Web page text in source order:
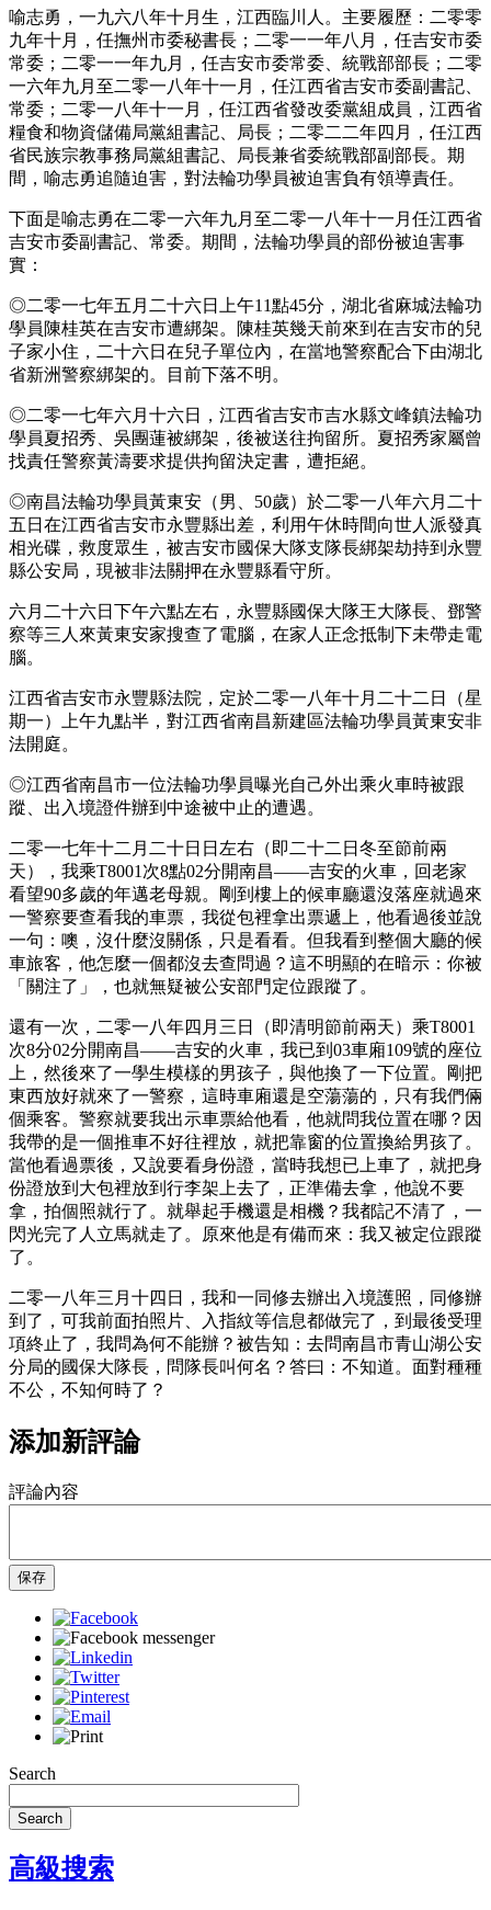
喻志勇，一九六八年十月生，江西臨川人。主要履歷：二零零
九年十月，任撫州市委秘書長；二零一一年八月，任吉安市委
常委；二零一一年九月，任吉安市委常委、統戰部部長；二零
一六年九月至二零一八年十一月，任江西省吉安市委副書記、
常委；二零一八年十一月，任江西省發改委黨組成員，江西省
糧食和物資儲備局黨組書記、局長；二零二二年四月，任江西
省民族宗教事務局黨組書記、局長兼省委統戰部副部長。期
間，喻志勇追隨迫害，對法輪功學員被迫害負有領導責任。
下面是喻志勇在二零一六年九月至二零一八年十一月任江西省
吉安市委副書記、常委。期間，法輪功學員的部份被迫害事
實：
◎二零一七年五月二十六日上午11點45分，湖北省麻城法輪功
學員陳桂英在吉安市遭綁架。陳桂英幾天前來到在吉安市的兒
子家小住，二十六日在兒子單位內，在當地警察配合下由湖北
省新洲警察綁架的。目前下落不明。
◎二零一七年六月十六日，江西省吉安市吉水縣文峰鎮法輪功
學員夏招秀、吳團蓮被綁架，後被送往拘留所。夏招秀家屬曾
找責任警察黃濤要求提供拘留決定書，遭拒絕。
◎南昌法輪功學員黃東安（男、50歲）於二零一八年六月二十
五日在江西省吉安市永豐縣出差，利用午休時間向世人派發真
相光碟，救度眾生，被吉安市國保大隊支隊長綁架劫持到永豐
縣公安局，現被非法關押在永豐縣看守所。
六月二十六日下午六點左右，永豐縣國保大隊王大隊長、鄧警
察等三人來黃東安家搜查了電腦，在家人正念抵制下未帶走電
腦。
江西省吉安市永豐縣法院，定於二零一八年十月二十二日（星
期一）上午九點半，對江西省南昌新建區法輪功學員黃東安非
法開庭。
◎江西省南昌市一位法輪功學員曝光自己外出乘火車時被跟
蹤、出入境證件辦到中途被中止的遭遇。
二零一七年十二月二十日日左右（即二十二日冬至節前兩
天），我乘T8001次8點02分開南昌——吉安的火車，回老家
看望90多歲的年邁老母親。剛到樓上的候車廳還沒落座就過來
一警察要查看我的車票，我從包裡拿出票遞上，他看過後並說
一句：噢，沒什麼沒關係，只是看看。但我看到整個大廳的候
車旅客，他怎麼一個都沒去查問過？這不明顯的在暗示：你被
「關注了」，也就無疑被公安部門定位跟蹤了。
還有一次，二零一八年四月三日（即清明節前兩天）乘T8001
次8分02分開南昌——吉安的火車，我已到03車廂109號的座位
上，然後來了一學生模樣的男孩子，與他換了一下位置。剛把
東西放好就來了一警察，這時車廂還是空蕩蕩的，只有我們倆
個乘客。警察就要我出示車票給他看，他就問我位置在哪？因
我帶的是一個推車不好往裡放，就把靠窗的位置換給男孩了。
當他看過票後，又說要看身份證，當時我想已上車了，就把身
份證放到大包裡放到行李架上去了，正準備去拿，他說不要
拿，拍個照就行了。就舉起手機還是相機？我都記不清了，一
閃光完了人立馬就走了。原來他是有備而來：我又被定位跟蹤
了。
二零一八年三月十四日，我和一同修去辦出入境護照，同修辦
到了，可我前面拍照片、入指紋等信息都做完了，到最後受理
項終止了，我問為何不能辦？被告知：去問南昌市青山湖公安
分局的國保大隊長，問隊長叫何名？答曰：不知道。面對種種
不公，不知何時了？
添加新評論
評論內容
保存
Search
Search
高級搜索